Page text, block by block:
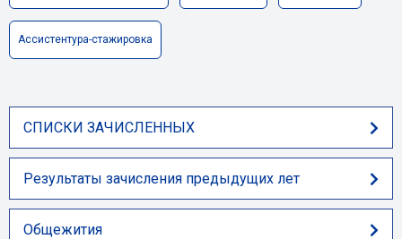
Ассистентура-стажировка
СПИСКИ ЗАЧИСЛЕННЫХ
Результаты зачисления предыдущих лет
Общежития